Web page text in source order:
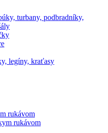
turbany, podbradníky,
legíny, kraťasy
rukávom
rukávom